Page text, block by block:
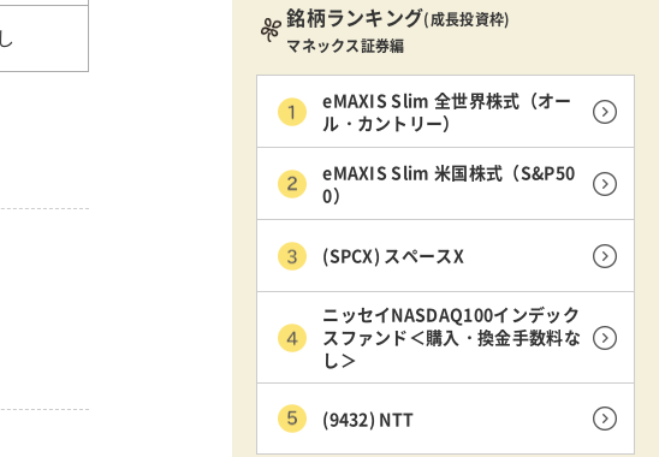
銘柄ランキング(成長投資枠)
マネックス証券編
eMAXIS Slim 全世界株式（オー
ル・カントリー）
eMAXIS Slim 米国株式（S&P50
0）
(SPCX) スペースX
ニッセイNASDAQ100インデック
スファンド＜購入・換金手数料な
し＞
(9432) NTT